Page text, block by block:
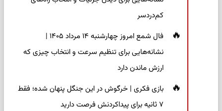
کم‌دردسر
فال شمع امروز چهارشنبه ۱۴ مرداد ۱۴۰۵ |
نشانه‌هایی برای تنظیم سرعت و انتخاب چیزی که
ارزش ماندن دارد
بازی فکری | خرگوش در این جنگل پنهان شده؛ فقط
۷ ثانیه برای پیداکردنش فرصت دارید